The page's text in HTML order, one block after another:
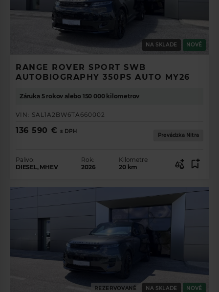
NA SKLADE NOVÉ
RANGE ROVER SPORT SWB
AUTOBIOGRAPHY 350PS AUTO MY26
Záruka 5 rokov alebo 150 000 kilometrov
VIN: SAL1A2BW6TA660002
136 590 € s DPH
Prevádzka Nitra
Palivo:
DIESEL, MHEV
Rok:
2026
Kilometre:
20 km
REZERVOVANÉ NA SKLADE NOVÉ